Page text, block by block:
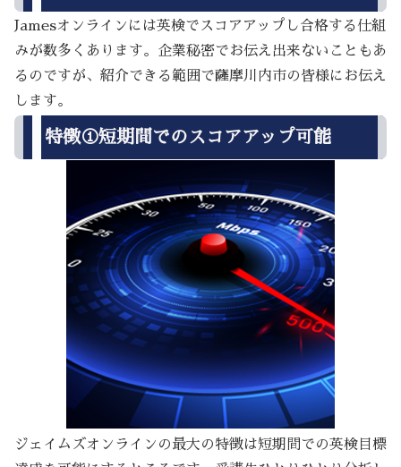
Jamesオンラインには英検でスコアアップし合格する仕組
みが数多くあります。企業秘密でお伝え出来ないこともあ
るのですが、紹介できる範囲で薩摩川内市の皆様にお伝え
します。
特徴①短期間でのスコアアップ可能
ジェイムズオンラインの最大の特徴は短期間での英検目標